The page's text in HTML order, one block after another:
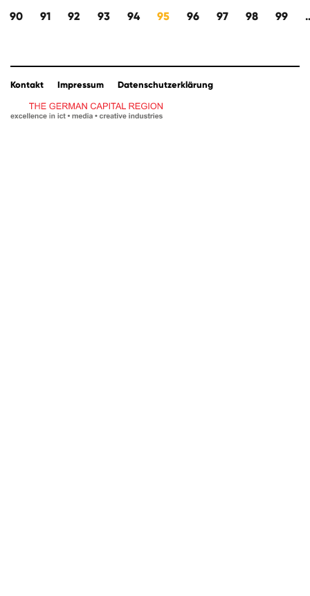
90 91 92 93 94 95 96 97 98 99
Kontakt Impressum Datenschutzerklärung